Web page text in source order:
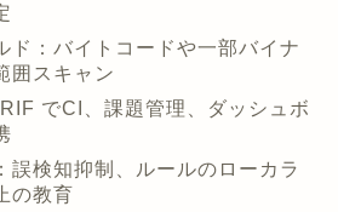
ド：バイトコードや一部バイナ
囲スキャン
でCI、課題管理、ダッシュボ
誤検知抑制、ルールのローカラ
の教育